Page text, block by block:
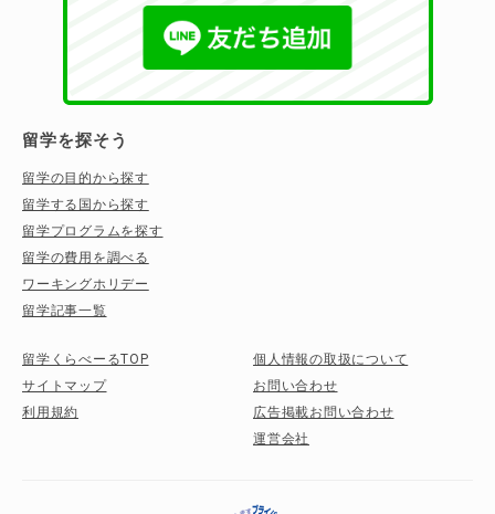
留学を探そう
留学の目的から探す
留学する国から探す
留学プログラムを探す
留学の費用を調べる
ワーキングホリデー
留学記事一覧
留学くらべーるTOP
サイトマップ
利用規約
個人情報の取扱について
お問い合わせ
広告掲載お問い合わせ
運営会社